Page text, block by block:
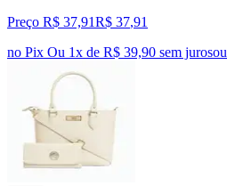
Preço R$ 37,91R$ 37,91
no Pix Ou 1x de R$ 39,90 sem jurosou